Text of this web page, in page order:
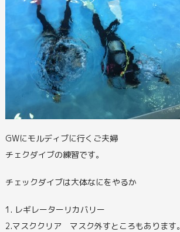
GWにモルディブに行くご夫婦
チェクダイブの練習です。
チェックダイブは大体なにをやるか
1. レギレーターリカバリー
2.マスククリア マスク外すところもあります。